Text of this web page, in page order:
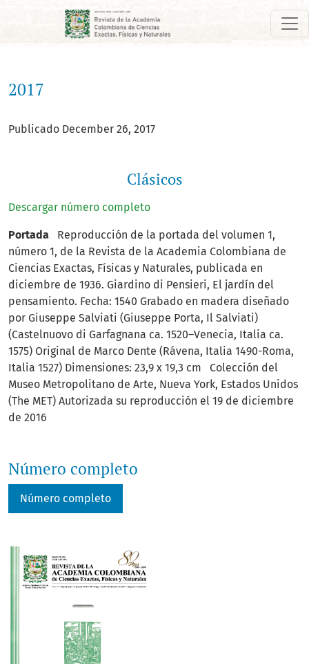
2017: Clásicos
2017
Publicado December 26, 2017
Clásicos
Descargar número completo
Portada
Reproducción de la portada del volumen 1,
número 1, de la Revista de la Academia Colombiana de
Ciencias Exactas, Físicas y Naturales, publicada en
diciembre de 1936. Giardino di Pensieri, El jardín del
pensamiento. Fecha: 1540 Grabado en madera diseñado
por Giuseppe Salviati (Giuseppe Porta, Il Salviati)
(Castelnuovo di Garfagnana ca. 1520–Venecia, Italia ca.
1575) Original de Marco Dente (Rávena, Italia 1490-Roma,
Italia 1527) Dimensiones: 23,9 x 19,3 cm Colección del
Museo Metropolitano de Arte, Nueva York, Estados Unidos
(The MET) Autorizada su reproducción el 19 de diciembre
de 2016
Número completo
Número completo